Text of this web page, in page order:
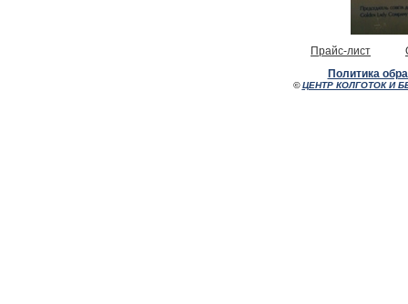
Прайс-лист
Политика
©ЦЕНТР КОЛГОТОК И